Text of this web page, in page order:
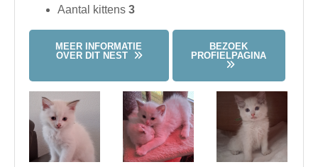
Aantal kittens 3
MEER INFORMATIE
OVER DIT NEST
BEZOEK
PROFIELPAGINA